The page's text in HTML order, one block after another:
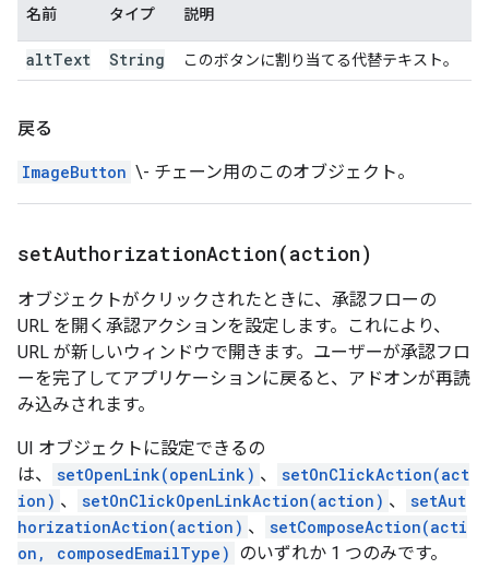
名前 タイプ 説明
altText String このボタンに割り当てる代替テキスト。
戻る
ImageButton \- チェーン用のこのオブジェクト。
setAuthorizationAction(action)
オブジェクトがクリックされたときに、承認フローの
URL を開く承認アクションを設定します。これにより、
URL が新しいウィンドウで開きます。ユーザーが承認フロ
ーを完了してアプリケーションに戻ると、アドオンが再読
み込みされます。
UI オブジェクトに設定できるの
は、
setOpenLink(openLink) 、
setOnClickAction(act
ion) 、 setOnClickOpenLinkAction(action) 、
setAut
horizationAction(action) 、
setComposeAction(acti
on, composedEmailType) のいずれか 1 つのみです。